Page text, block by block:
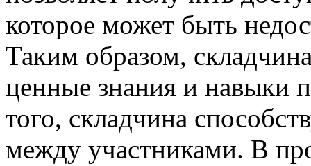
которое может быть
Таким образом,
ценные знания и навыки
того, складчина
между участниками. В